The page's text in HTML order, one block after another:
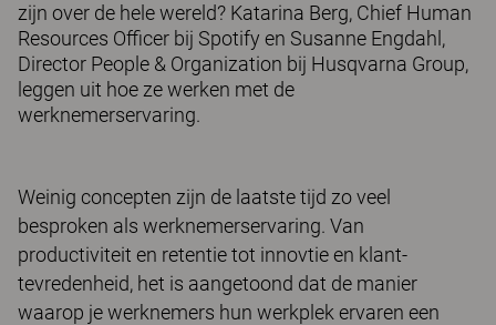
zijn over de hele wereld? Katarina Berg, Chief Human
Resources Officer bij Spotify en Susanne Engdahl,
Director People & Organization bij Husqvarna Group,
leggen uit hoe ze werken met de
werknemerservaring.
Weinig concepten zijn de laatste tijd zo veel
besproken als werknemers­ervaring. Van
productiviteit en retentie tot inno­vtie en klant­
tevredenheid, het is aangetoond dat de manier
waarop je werknemers hun werkplek ervaren een